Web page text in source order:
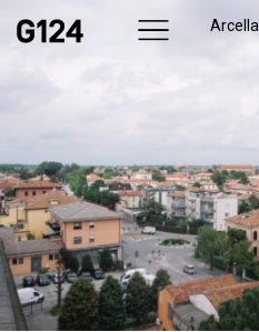
Arcella